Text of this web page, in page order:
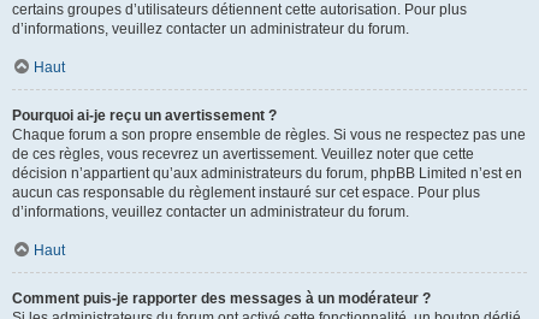
certains groupes d’utilisateurs détiennent cette autorisation. Pour plus
d’informations, veuillez contacter un administrateur du forum.
Haut
Pourquoi ai-je reçu un avertissement ?
Chaque forum a son propre ensemble de règles. Si vous ne respectez pas une
de ces règles, vous recevrez un avertissement. Veuillez noter que cette
décision n’appartient qu’aux administrateurs du forum, phpBB Limited n’est en
aucun cas responsable du règlement instauré sur cet espace. Pour plus
d’informations, veuillez contacter un administrateur du forum.
Haut
Comment puis-je rapporter des messages à un modérateur ?